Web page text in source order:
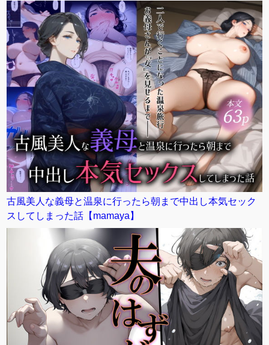
古風美人な義母と温泉に行ったら朝まで中出し本気セック
スしてしまった話【mamaya】